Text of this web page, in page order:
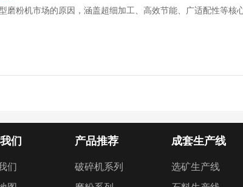
磨粉机市场的原因，涵盖超细加工、高效节能、广适配性等核
们
们
产品推荐
破碎机系列
成套生产线
选矿生产线